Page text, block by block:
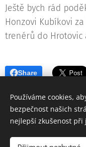
Ještě bych rád
Honzovi Kubíkovi
trenérů do Hrotovic
Share
© 2022
Používáme cookies,
bezpečnost našich
nejlepší zkušenost při